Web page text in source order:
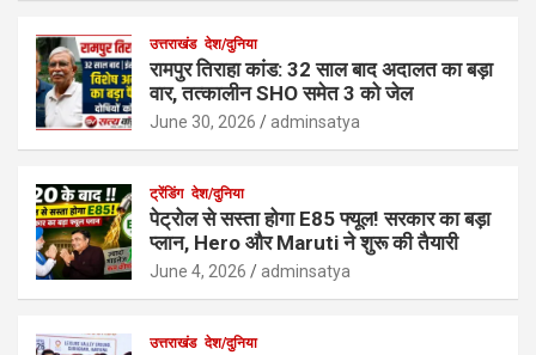
उत्तराखंड देश/दुनिया
रामपुर तिराहा कांड: 32 साल बाद अदालत का बड़ा
वार, तत्कालीन SHO समेत 3 को जेल
June 30, 2026 adminsatya
ट्रेंडिंग देश/दुनिया
पेट्रोल से सस्ता होगा E85 फ्यूल! सरकार का बड़ा
प्लान, Hero और Maruti ने शुरू की तैयारी
June 4, 2026 adminsatya
उत्तराखंड देश/दुनिया